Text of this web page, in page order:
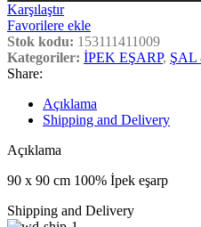
Karşılaştır
Favorilere ekle
Stok kodu: 153111411009
Kategoriler: İPEK EŞARP, ŞAL
Share:
Açıklama
Shipping and Delivery
Açıklama
90 x 90 cm 100% İpek eşarp
Shipping and Delivery